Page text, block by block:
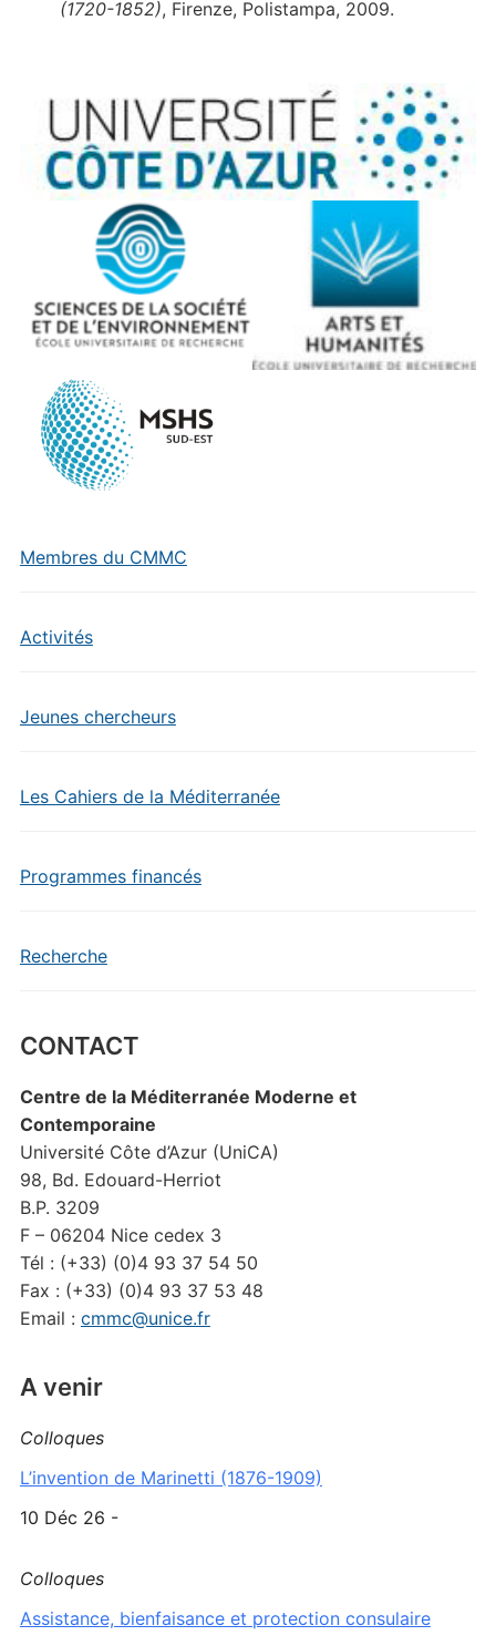
Membres du CMMC
Activités
Jeunes chercheurs
Les Cahiers de la Méditerranée
Programmes financés
Recherche
CONTACT
Centre de la Méditerranée Moderne et
Contemporaine
Université Côte d’Azur (UniCA)
98, Bd. Edouard-Herriot
B.P. 3209
F – 06204 Nice cedex 3
Tél : (+33) (0)4 93 37 54 50
Fax : (+33) (0)4 93 37 53 48
Email : cmmc@unice.fr
A venir
Colloques
L’invention de Marinetti (1876-1909)
10 Déc 26 -
Colloques
Assistance, bienfaisance et protection consulaire
(1720-1852), Firenze, Polistampa, 2009.